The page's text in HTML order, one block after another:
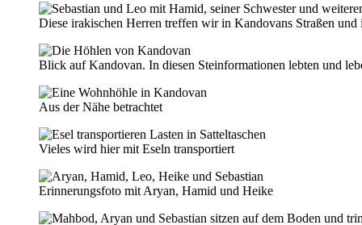
Diese irakischen Herren treffen wir in Kandovans Straßen
Blick auf Kandovan. In diesen Steinformationen lebten und
Aus der Nähe betrachtet
Vieles wird hier mit Eseln transportiert
Erinnerungsfoto mit Aryan, Hamid und Heike